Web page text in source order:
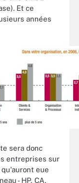
Et ce
années
sera donc
entreprises sur
eue
- HP, CA,